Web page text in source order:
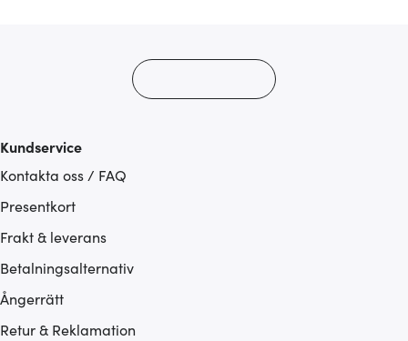
Kundservice
Kontakta oss / FAQ
Presentkort
Frakt & leverans
Betalningsalternativ
Ångerrätt
Retur & Reklamation